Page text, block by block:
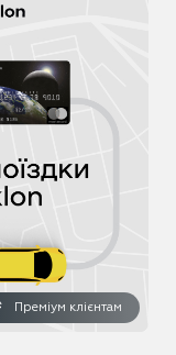
Преміум клієнтам